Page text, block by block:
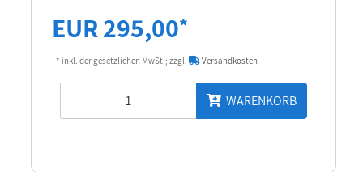
EUR 295,00*
* inkl. der gesetzlichen MwSt.; zzgl. Versandkosten
WARENKORB